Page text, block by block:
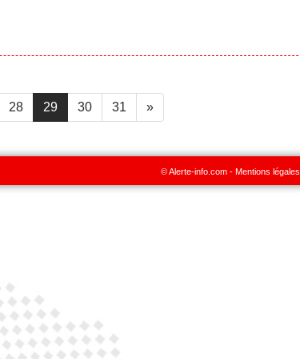
28 29 30 31 »
© Alerte-info.com - Mentions légales